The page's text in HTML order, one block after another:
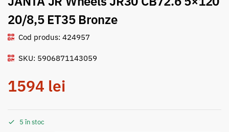
20/8,5 ET35 Bronze
Cod produs: 424957
SKU: 5906871143059
1594 lei
5 în stoc